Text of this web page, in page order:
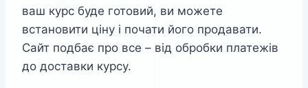
ваш курс буде готовий, ви можете
встановити ціну і почати його продавати.
Сайт подбає про все – від обробки платежів
до доставки курсу.